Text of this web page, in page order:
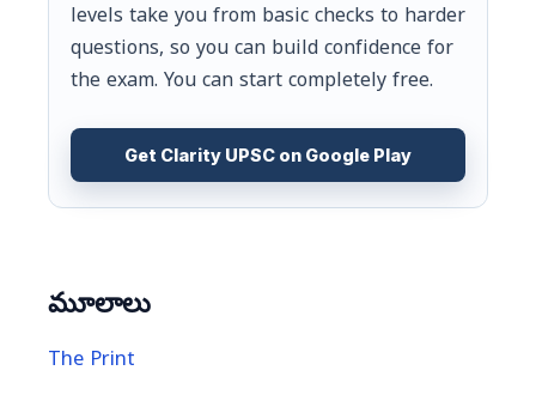
levels take you from basic checks to harder
questions, so you can build confidence for
the exam. You can start completely free.
Get Clarity UPSC on Google Play
మూలాలు
The Print